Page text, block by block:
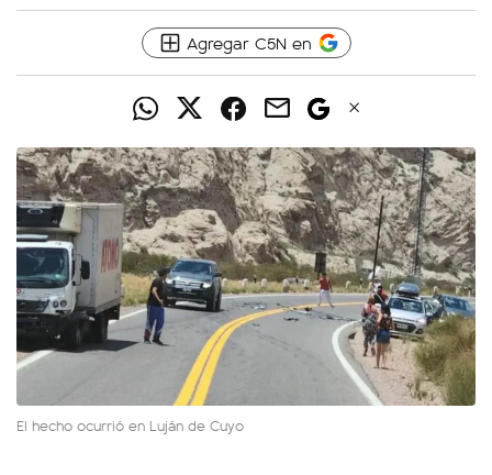
Agregar C5N en
El hecho ocurrió en Luján de Cuyo